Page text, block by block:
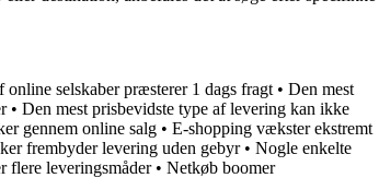
online selskaber præsterer 1 dags fragt • Den mest
• Den mest prisbevidste type af levering kan ikke
gennem online salg • E-shopping vækster ekstremt
frembyder levering uden gebyr• Nogle enkelte
flere leveringsmåder• Netkøb boomer